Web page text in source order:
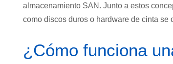
almacenamiento SAN. Junto a estos
como discos duros o hardware de cinta se
¿Cómo funciona